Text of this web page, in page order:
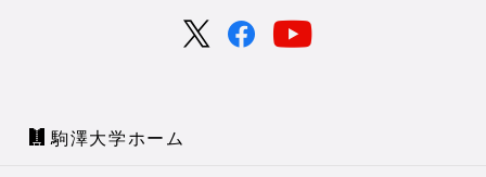
駒澤大学ホーム